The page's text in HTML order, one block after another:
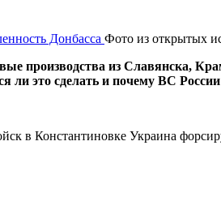
Фото из открытых
производства из Славянска,
ли это сделать и почему ВС
в Константиновке Украина